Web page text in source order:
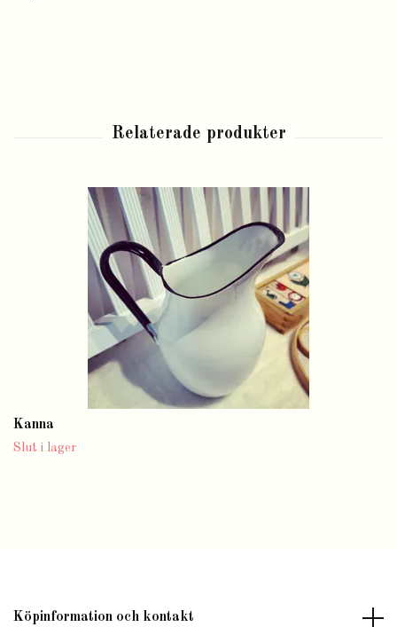
Kanna
Slut i lager
Köpinformation och kontakt